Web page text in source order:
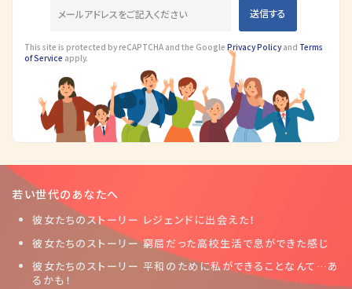
This site is protected by reCAPTCHA and the Google Privacy Policyand Terms
of Service apply.
若い世代のあなたへ
彼女たちのストーリー レジェンドに出会えた！
彼女たちのストーリー 窮屈だった高校生活で息ができた感じ
彼女たちのストーリー 平和のために私ができることなんて…あ
るかも！